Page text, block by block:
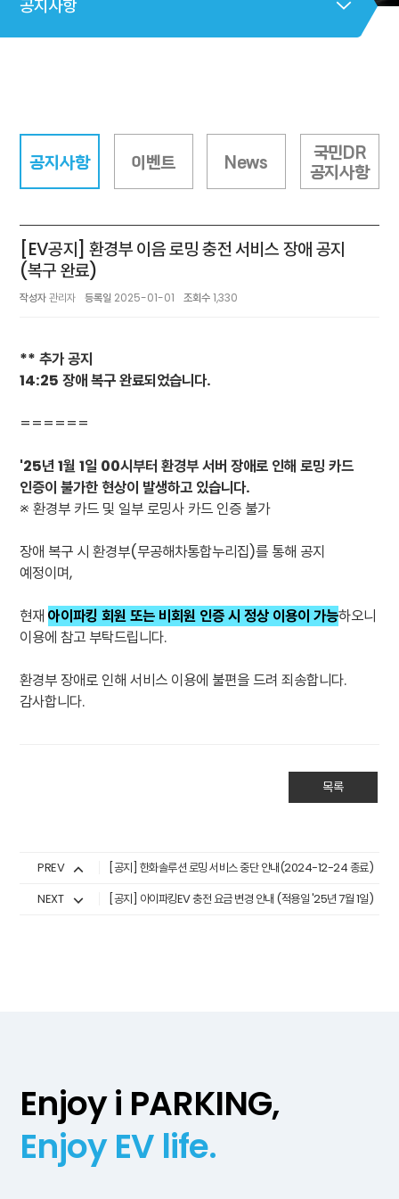
공지사항
공지사항 이벤트 News
국민DR
공지사항
[EV공지] 환경부 이음 로밍 충전 서비스 장애 공지
(복구 완료)
작성자관리자 등록일 2025-01-01 조회수1,330
** 추가 공지
14:25 장애 복구 완료되었습니다.
======
'25년 1월 1일 00시부터 환경부 서버 장애로 인해 로밍 카드
인증이 불가한 현상이 발생하고 있습니다.
※ 환경부 카드 및 일부 로밍사 카드 인증 불가
장애 복구 시 환경부(무공해차통합누리집)를 통해 공지
예정이며,
현재아이파킹 회원 또는 비회원 인증 시 정상 이용이 가능하오니
이용에 참고 부탁드립니다.
환경부 장애로 인해 서비스 이용에 불편을 드려 죄송합니다.
감사합니다.
목록
PREV
[공지] 한화솔루션 로밍 서비스 중단 안내(2024-12-24 종료)
NEXT
[공지] 아이파킹EV 충전 요금 변경 안내 (적용일 '25년 7월 1일)
Enjoy i PARKING,
Enjoy EV life.